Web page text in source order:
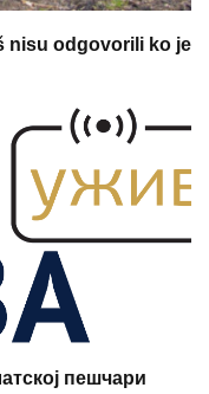
nisu odgovorili ko je
пешчари